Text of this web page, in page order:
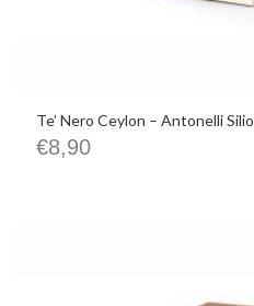
Te’ Nero Ceylon – Antonelli Silio
€8,90